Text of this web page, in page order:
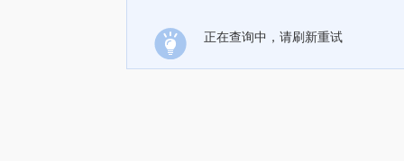
正在查询中，请刷新重试